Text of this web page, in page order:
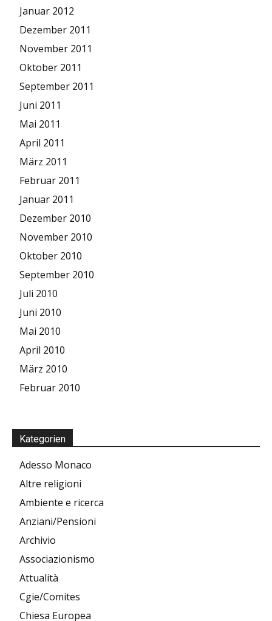
Januar 2012
Dezember 2011
November 2011
Oktober 2011
September 2011
Juni 2011
Mai 2011
April 2011
März 2011
Februar 2011
Januar 2011
Dezember 2010
November 2010
Oktober 2010
September 2010
Juli 2010
Juni 2010
Mai 2010
April 2010
März 2010
Februar 2010
Kategorien
Adesso Monaco
Altre religioni
Ambiente e ricerca
Anziani/Pensioni
Archivio
Associazionismo
Attualità
Cgie/Comites
Chiesa Europea